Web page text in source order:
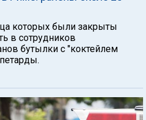
которых были закрыты
в сотрудников
бутылки с "коктейлем